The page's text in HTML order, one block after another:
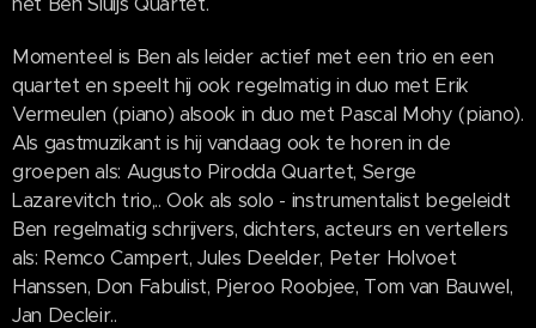
Momenteel is Ben als leider actief met een trio en een
quartet en speelt hij ook regelmatig in duo met Erik
Vermeulen (piano) alsook in duo met Pascal Mohy (piano).
Als gastmuzikant is hij vandaag ook te horen in de
groepen als: Augusto Pirodda Quartet, Serge
Lazarevitch trio,.. Ook als solo - instrumentalist begeleidt
Ben regelmatig schrijvers, dichters, acteurs en vertellers
als: Remco Campert, Jules Deelder, Peter Holvoet
Hanssen, Don Fabulist, Pjeroo Roobjee, Tom van Bauwel,
Jan Decleir..